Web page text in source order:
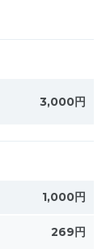
3,000円
1,000円
269円